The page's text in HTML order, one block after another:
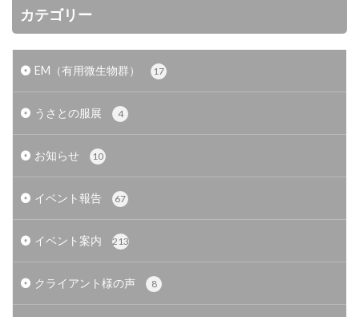
カテゴリー
EM（有用微生物群） 17
うさとの服展 4
お知らせ 10
イベント報告 67
イベント案内 213
クライアント様の声 8